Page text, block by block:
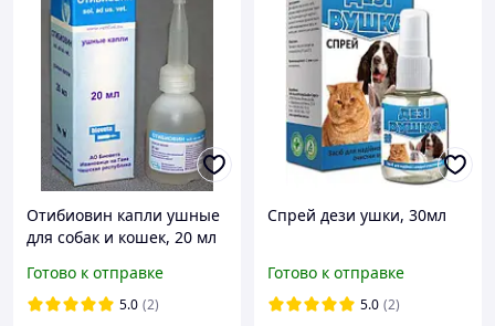
Отибиовин капли ушные
для собак и кошек, 20 мл
Готово к отправке
5.0 (2)
Спрей дези ушки, 30мл
Готово к отправке
5.0 (2)